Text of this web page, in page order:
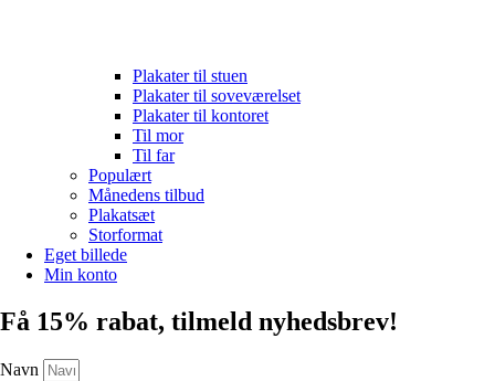
Plakater til stuen
Plakater til soveværelset
Plakater til kontoret
Til mor
Til far
Populært
Månedens tilbud
Plakatsæt
Storformat
Eget billede
Min konto
Få 15% rabat, tilmeld nyhedsbrev!
Navn